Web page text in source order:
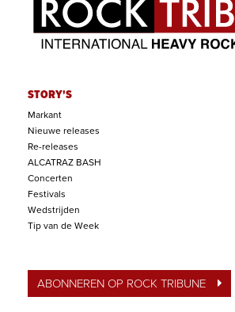
STORY'S
Markant
Nieuwe releases
Re-releases
ALCATRAZ BASH
Concerten
Festivals
Wedstrijden
Tip van de Week
ABONNEREN OP ROCK TRIBUNE